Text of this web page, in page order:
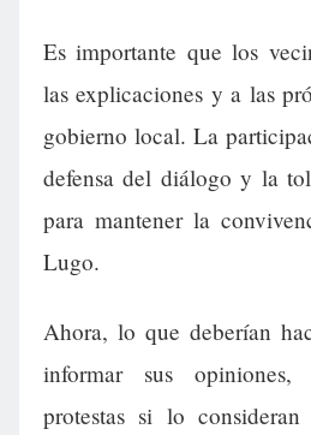
Es importante que los
las explicaciones y a las
gobierno local. La
defensa del diálogo y la
para mantener la
Lugo.
Ahora, lo que deberían
informar sus
protestas si lo